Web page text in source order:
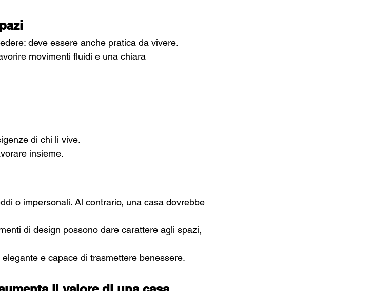
deve essere anche pratica da vivere.
movimenti fluidi e una chiara
di chi li vive.
insieme.
o impersonali. Al contrario, una casa dovrebbe
di design possono dare carattere agli spazi,
e capace di trasmettere benessere.